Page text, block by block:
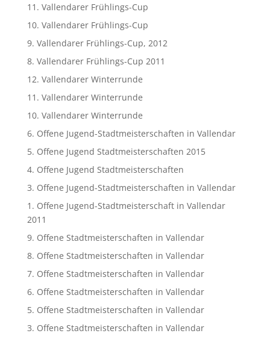
11. Vallendarer Frühlings-Cup
10. Vallendarer Frühlings-Cup
9. Vallendarer Frühlings-Cup, 2012
8. Vallendarer Frühlings-Cup 2011
12. Vallendarer Winterrunde
11. Vallendarer Winterrunde
10. Vallendarer Winterrunde
6. Offene Jugend-Stadtmeisterschaften in Vallendar
5. Offene Jugend Stadtmeisterschaften 2015
4. Offene Jugend Stadtmeisterschaften
3. Offene Jugend-Stadtmeisterschaften in Vallendar
1. Offene Jugend-Stadtmeisterschaft in Vallendar
2011
9. Offene Stadtmeisterschaften in Vallendar
8. Offene Stadtmeisterschaften in Vallendar
7. Offene Stadtmeisterschaften in Vallendar
6. Offene Stadtmeisterschaften in Vallendar
5. Offene Stadtmeisterschaften in Vallendar
3. Offene Stadtmeisterschaften in Vallendar